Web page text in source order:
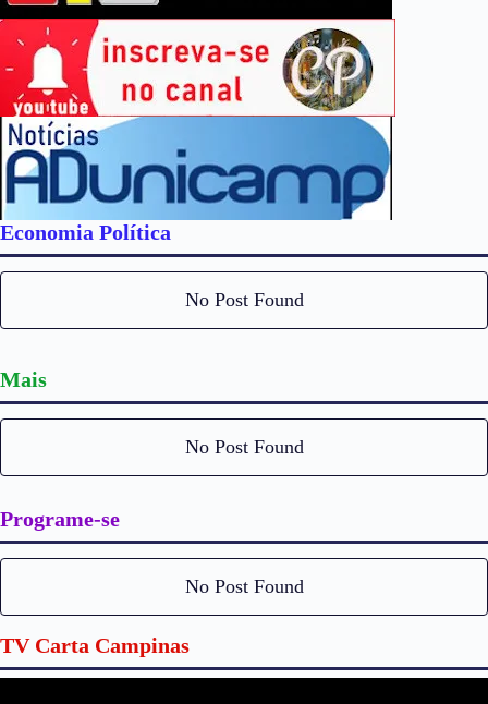
Economia Política
No Post Found
Mais
No Post Found
Programe-se
No Post Found
TV Carta Campinas